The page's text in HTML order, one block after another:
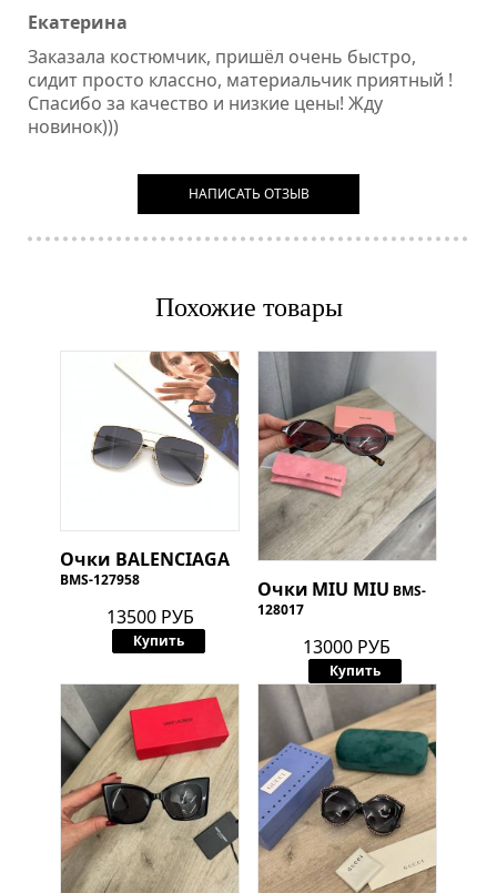
Екатерина
Заказала костюмчик, пришёл очень быстро,
сидит просто классно, материальчик приятный !
Спасибо за качество и низкие цены! Жду
новинок)))
НАПИСАТЬ ОТЗЫВ
Похожие товары
Очки BALENCIAGA
BMS-127958
13500 РУБ
Купить
Очки MIU MIU BMS-
128017
13000 РУБ
Купить